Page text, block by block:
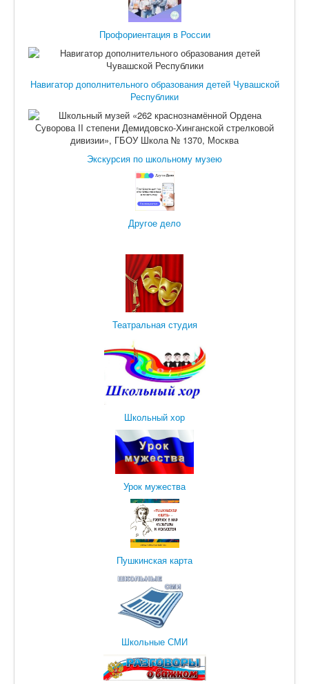
Профориентация в России
Навигатор дополнительного образования детей Чувашской
Республики
Экскурсия по школьному музею
Другое дело
Театральная студия
Школьный хор
Урок мужества
Пушкинская карта
Школьные СМИ